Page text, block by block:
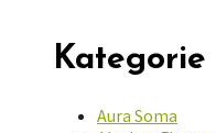
Kategorie
Aura Soma